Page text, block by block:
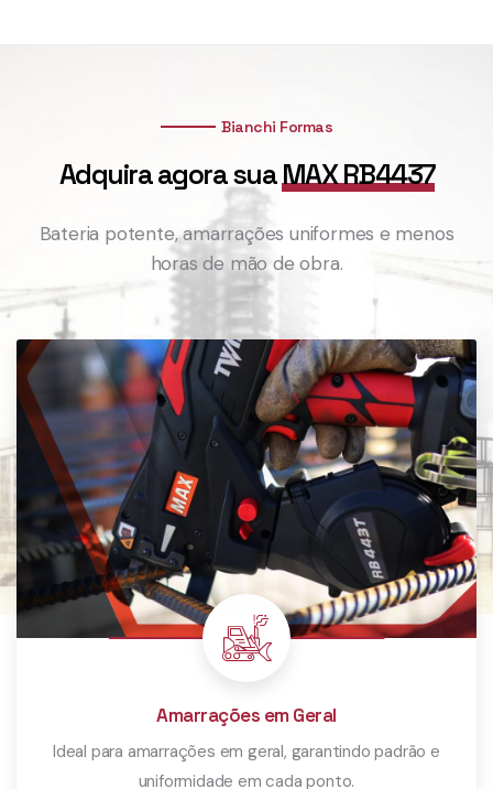
Bianchi Formas
Adquira agora suaMAX RB4437
Bateria potente, amarrações uniformes e menos
horas de mão de obra.
Amarrações em Geral
Ideal para amarrações em geral, garantindo padrão e
uniformidade em cada ponto.